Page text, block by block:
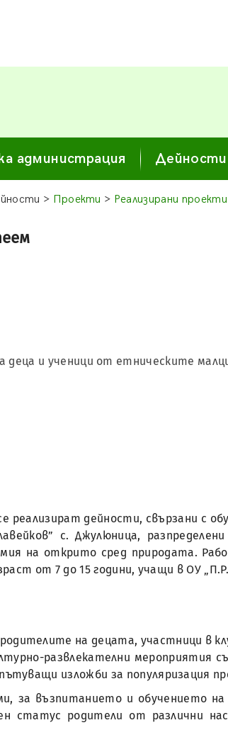
администрация Дейности
> Проекти > Реализирани
деца и ученици от етническите
реализират дейности, свързани с
с. Джулюница,
на открито сред природата.
от 7 до 15 години, учащи в ОУ
на децата, участници в
развлекателни мероприятия
изложби за популяризация
за възпитанието и обучението
статус родители от различни